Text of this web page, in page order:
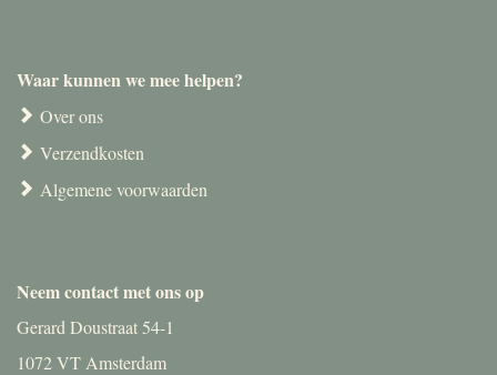
Waar kunnen we mee helpen?
Over ons
Verzendkosten
Algemene voorwaarden
Neem contact met ons op
Gerard Doustraat 54-1
1072 VT Amsterdam